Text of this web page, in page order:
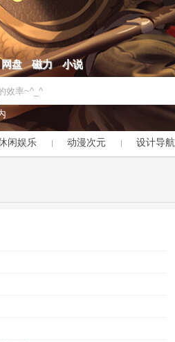
网盘 磁力 小说
闲娱乐 动漫次元 设计导航